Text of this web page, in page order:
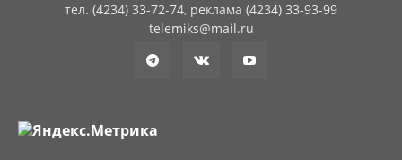
тел. (4234) 33-72-74, реклама (4234) 33-93-99
telemiks@mail.ru